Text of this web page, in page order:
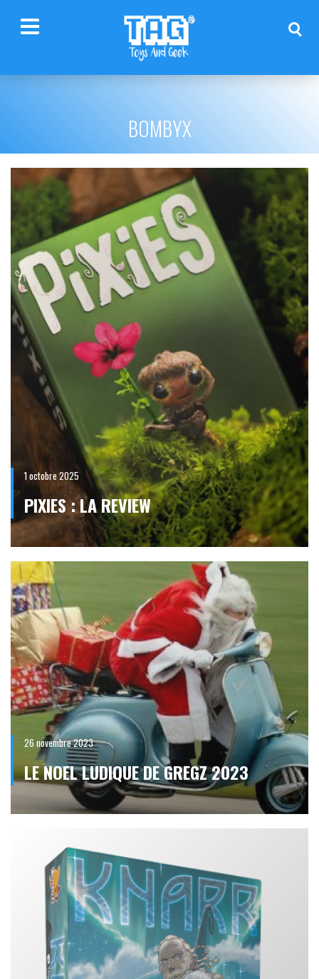
BOMBYX
1 octobre 2025
PIXIES : LA REVIEW
26 novembre 2023
LE NOEL LUDIQUE DE GREGZ 2023